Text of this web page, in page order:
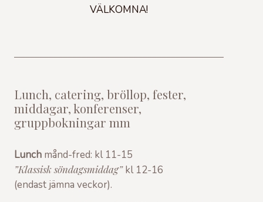
VÄLKOMNA!
Lunch, catering, bröllop, fester,
middagar, konferenser,
gruppbokningar mm
Lunchmånd-fred: kl 11-15
”Klassisk söndagsmiddag”kl 12-16
(endast jämna veckor).